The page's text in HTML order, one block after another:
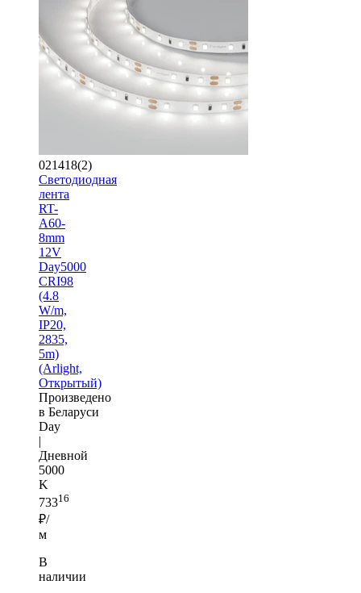
021418(2)
Светодиодная
лента
RT-
A60-
8mm
12V
Day5000
CRI98
(4.8
W/m,
IP20,
2835,
5m)
(Arlight,
Открытый)
Произведено
в Беларуси
Day
|
Дневной
5000
K
73316
₽/
м
В
наличии